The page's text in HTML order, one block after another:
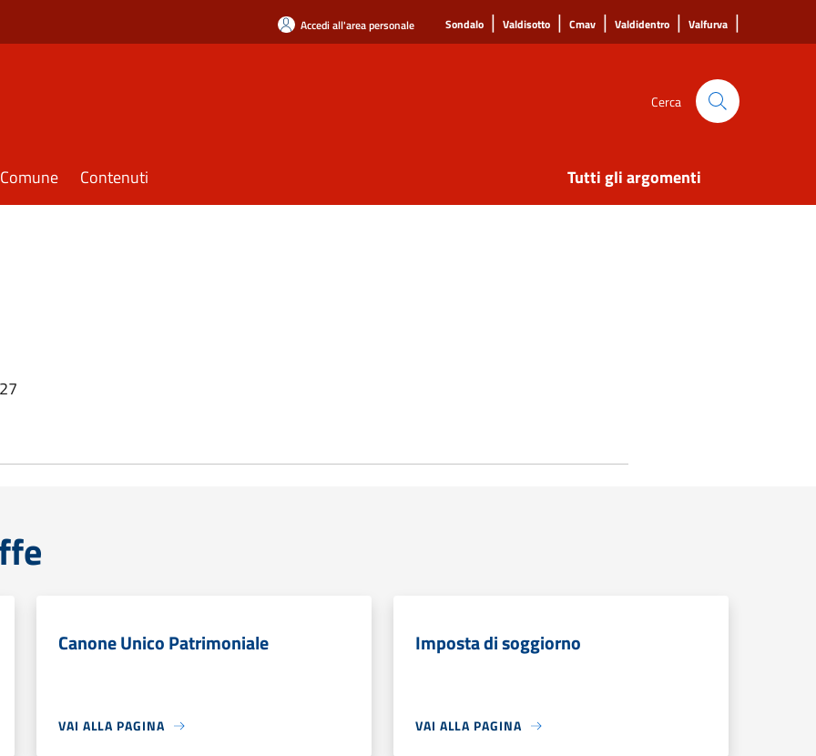
Accedi all'area personale Sondalo | Valdisotto | Cmav | Valdidentro | Valfurva |
Cerca
Contenuti Tutti gli argomenti
Canone Unico Patrimoniale
VAI ALLA PAGINA
Imposta di soggiorno
VAI ALLA PAGINA